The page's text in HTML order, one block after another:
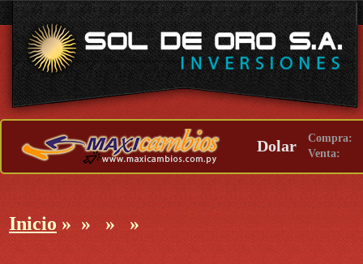
Dolar
Compra:
Venta:
Inicio » » » »